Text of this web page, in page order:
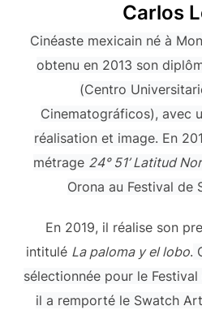
Carlos
Cinéaste mexicain né à
obtenu en 2013 son
(Centro
Cinematográficos), avec
réalisation et image. En
métrage 24° 51’ Latitud
Orona au Festival de
En 2019, il réalise son
intitulé La paloma y el lobo.
sélectionnée pour le
il a remporté le Swatch